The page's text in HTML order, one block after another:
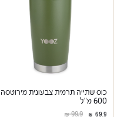
כוס שתייה תרמית צבעונית מירוטסה
600 מ"ל
69.9
99.9